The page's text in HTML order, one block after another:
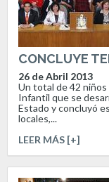
CONCLUYE
26 de Abril 2013
Un total de 42
Infantil que se
Estado y concluyó
locales,...
LEER MÁS [+]